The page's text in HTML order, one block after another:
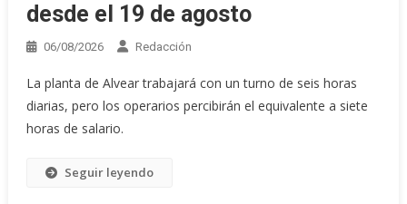
desde el 19 de agosto
06/08/2026 Redacción
La planta de Alvear trabajará con un turno de seis horas
diarias, pero los operarios percibirán el equivalente a siete
horas de salario.
Seguir leyendo